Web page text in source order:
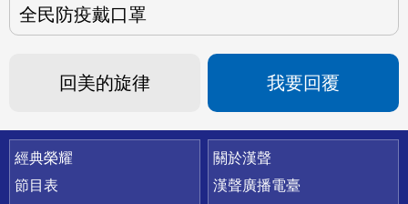
全民防疫戴口罩
回美的旋律 我要回覆
快速連結
經典榮耀
節目表
關於漢聲
漢聲廣播電臺